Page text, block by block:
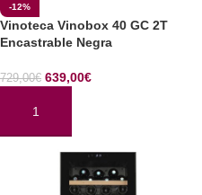
-12%
Vinoteca Vinobox 40 GC 2T
Encastrable Negra
729,00€ 639,00€
AÑADIR AL CARRITO